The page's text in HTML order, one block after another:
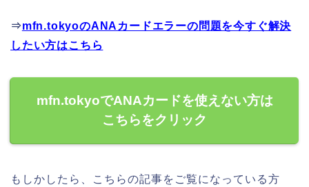
⇒mfn.tokyoのANAカードエラーの問題を今すぐ解決
したい方はこちら
mfn.tokyoでANAカードを使えない方は
こちらをクリック
もしかしたら、こちらの記事をご覧になっている方